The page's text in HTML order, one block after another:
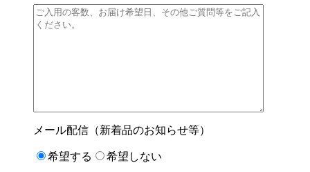
メール配信（新着品のお知らせ等）
希望する 希望しない